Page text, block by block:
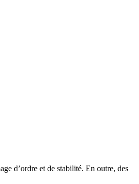
d’ordre et de stabilité. En outre, des